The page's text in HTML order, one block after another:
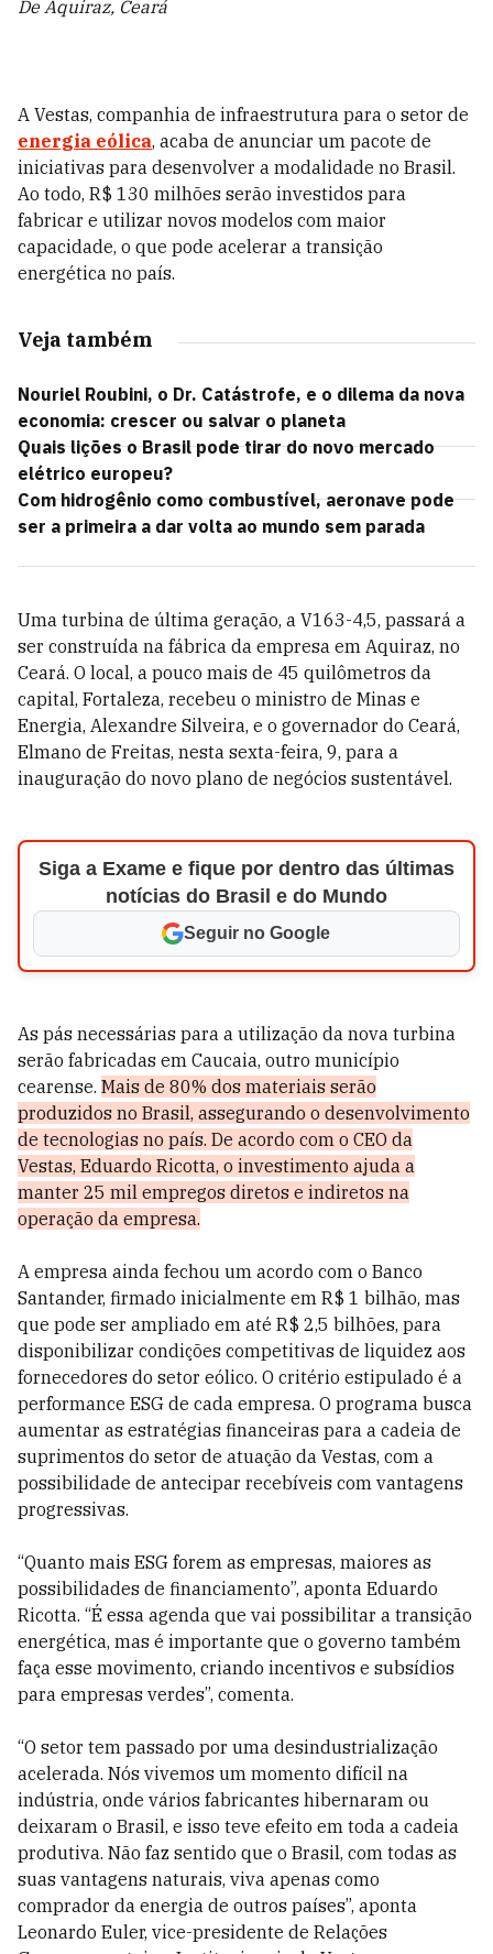
De Aquiraz, Ceará
A Vestas, companhia de infraestrutura para o setor de
energia eólica, acaba de anunciar um pacote de
iniciativas para desenvolver a modalidade no Brasil.
Ao todo, R$ 130 milhões serão investidos para
fabricar e utilizar novos modelos com maior
capacidade, o que pode acelerar a transição
energética no país.
Veja também
Nouriel Roubini, o Dr. Catástrofe, e o dilema da nova
economia: crescer ou salvar o planeta
Quais lições o Brasil pode tirar do novo mercado
elétrico europeu?
Com hidrogênio como combustível, aeronave pode
ser a primeira a dar volta ao mundo sem parada
Uma turbina de última geração, a V163-4,5, passará a
ser construída na fábrica da empresa em Aquiraz, no
Ceará. O local, a pouco mais de 45 quilômetros da
capital, Fortaleza, recebeu o ministro de Minas e
Energia, Alexandre Silveira, e o governador do Ceará,
Elmano de Freitas, nesta sexta-feira, 9, para a
inauguração do novo plano de negócios sustentável.
Siga a Exame e fique por dentro das últimas
notícias do Brasil e do Mundo
Seguir no Google
As pás necessárias para a utilização da nova turbina
serão fabricadas em Caucaia, outro município
cearense. Mais de 80% dos materiais serão
produzidos no Brasil, assegurando o desenvolvimento
de tecnologias no país. De acordo com o CEO da
Vestas, Eduardo Ricotta, o investimento ajuda a
manter 25 mil empregos diretos e indiretos na
operação da empresa.
A empresa ainda fechou um acordo com o Banco
Santander, firmado inicialmente em R$ 1 bilhão, mas
que pode ser ampliado em até R$ 2,5 bilhões, para
disponibilizar condições competitivas de liquidez aos
fornecedores do setor eólico. O critério estipulado é a
performance ESG de cada empresa. O programa busca
aumentar as estratégias financeiras para a cadeia de
suprimentos do setor de atuação da Vestas, com a
possibilidade de antecipar recebíveis com vantagens
progressivas.
“Quanto mais ESG forem as empresas, maiores as
possibilidades de financiamento”, aponta Eduardo
Ricotta. “É essa agenda que vai possibilitar a transição
energética, mas é importante que o governo também
faça esse movimento, criando incentivos e subsídios
para empresas verdes”, comenta.
“O setor tem passado por uma desindustrialização
acelerada. Nós vivemos um momento difícil na
indústria, onde vários fabricantes hibernaram ou
deixaram o Brasil, e isso teve efeito em toda a cadeia
produtiva. Não faz sentido que o Brasil, com todas as
suas vantagens naturais, viva apenas como
comprador da energia de outros países”, aponta
Leonardo Euler, vice-presidente de Relações